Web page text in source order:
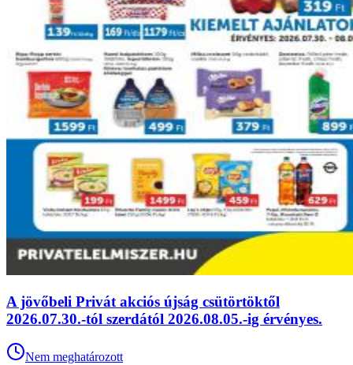
A jövőbeli Privát akciós újság csütörtöktől
2026.07.30.-tól szerdától 2026.08.05.-ig érvényes.
Nem meghatározott